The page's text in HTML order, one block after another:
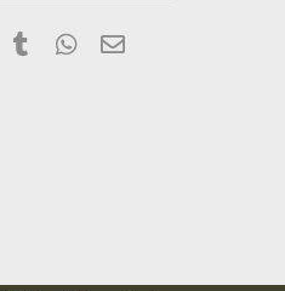
PinterestTumblr WhatsApp